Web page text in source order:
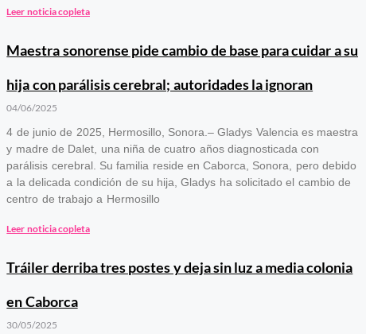
Leer noticia copleta
Maestra sonorense pide cambio de base para cuidar a su
hija con parálisis cerebral; autoridades la ignoran
04/06/2025
4 de junio de 2025, Hermosillo, Sonora.– Gladys Valencia es maestra
y madre de Dalet, una niña de cuatro años diagnosticada con
parálisis cerebral. Su familia reside en Caborca, Sonora, pero debido
a la delicada condición de su hija, Gladys ha solicitado el cambio de
centro de trabajo a Hermosillo
Leer noticia copleta
Tráiler derriba tres postes y deja sin luz a media colonia
en Caborca
30/05/2025